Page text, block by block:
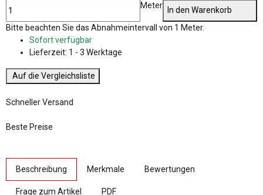
Meter
In den Warenkorb
xBitte beachten Sie das Abnahmeintervall von 1 Meter.
Sofort verfügbar
Lieferzeit: 1 - 3 Werktage
Auf die Vergleichsliste
Schneller Versand
Beste Preise
Beschreibung Merkmale Bewertungen
Frage zum Artikel PDF